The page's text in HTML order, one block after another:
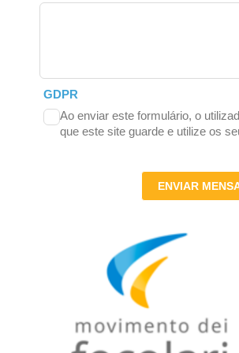
GDPR
Ao enviar este formulário, o
que este site guarde e utilize os
ENVIAR